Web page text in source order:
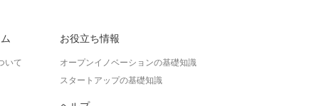
いて
お役立ち情報
オープンイノベーションの基礎知識
スタートアップの基礎知識